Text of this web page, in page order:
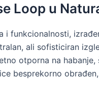
Loop u
i funkcionalnosti,
ali sofisticiran
otporna na
besprekorno